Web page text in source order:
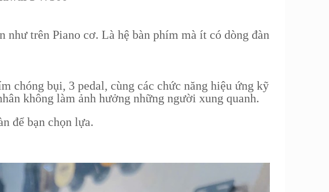
trên Piano cơ. Là hệ bàn phím mà ít có dòng đàn
chóng bụi, 3 pedal, cùng các chức năng hiệu ứng kỹ
không làm ảnh hưởng những người xung quanh.
để bạn chọn lựa.